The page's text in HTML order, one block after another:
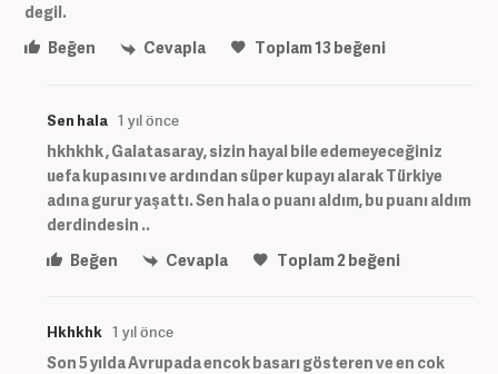
degil.
Beğen
Cevapla Toplam13beğeni
Sen hala 1 yıl önce
hkhkhk , Galatasaray, sizin hayal bile edemeyeceğiniz
uefa kupasını ve ardından süper kupayı alarak Türkiye
adına gurur yaşattı. Sen hala o puanı aldım, bu puanı aldım
derdindesin ..
Beğen
Cevapla Toplam2 beğeni
Hkhkhk 1 yıl önce
Son 5 yılda Avrupada encok basarı gösteren ve en cok